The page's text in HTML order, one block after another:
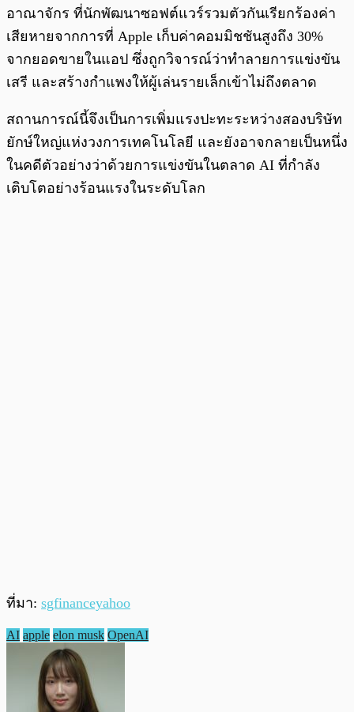
อาณาจักร ที่นักพัฒนาซอฟต์แวร์รวมตัวกันเรียกร้องค่า
เสียหายจากการที่ Apple เก็บค่าคอมมิชชันสูงถึง 30%
จากยอดขายในแอป ซึ่งถูกวิจารณ์ว่าทำลายการแข่งขัน
เสรี และสร้างกำแพงให้ผู้เล่นรายเล็กเข้าไม่ถึงตลาด
สถานการณ์นี้จึงเป็นการเพิ่มแรงปะทะระหว่างสองบริษัท
ยักษ์ใหญ่แห่งวงการเทคโนโลยี และยังอาจกลายเป็นหนึ่ง
ในคดีตัวอย่างว่าด้วยการแข่งขันในตลาด AI ที่กำลัง
เติบโตอย่างร้อนแรงในระดับโลก
ที่มา: sgfinanceyahoo
AI apple elon musk OpenAI